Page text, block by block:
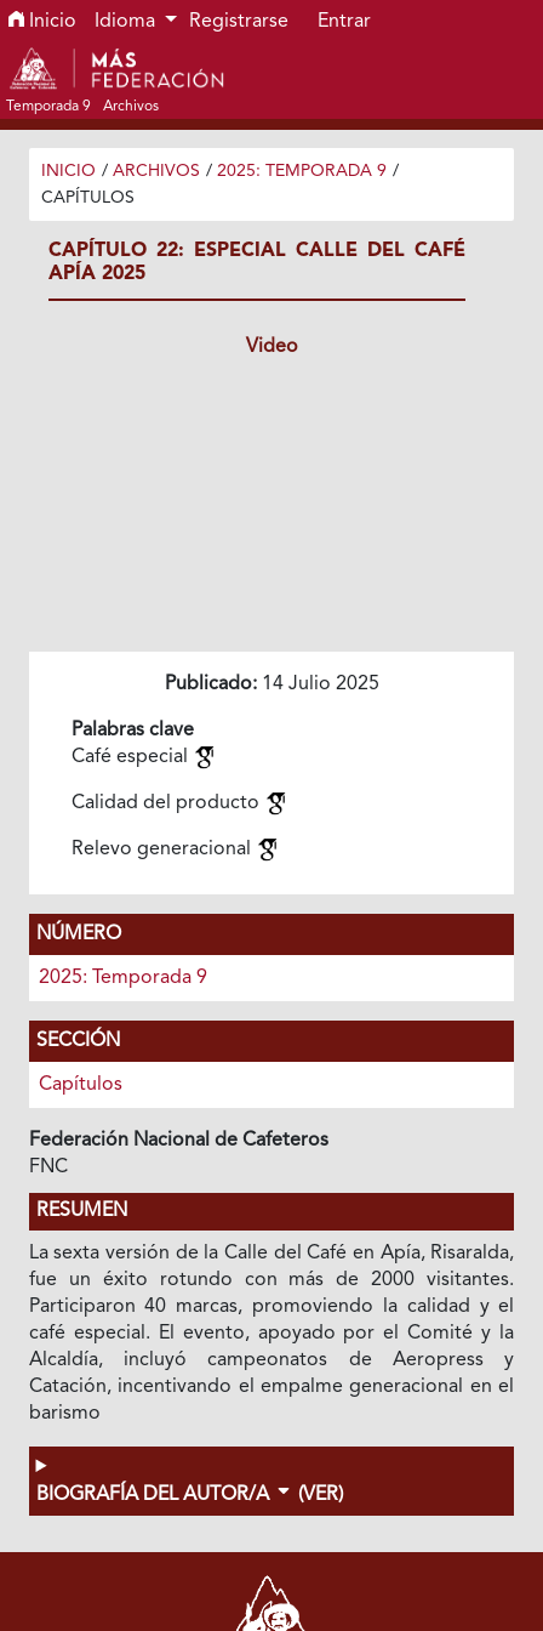
Ir al menú de navegación principal
Ir al contenido principal
Ir al pie de página del sitio
Inicio Idioma Registrarse Entrar
Temporada 9 Archivos
INICIO / ARCHIVOS / 2025: TEMPORADA 9 /
CAPÍTULOS
CAPÍTULO 22: ESPECIAL CALLE DEL CAFÉ
APÍA 2025
Video
Publicado:14 Julio 2025
Palabras clave
Café especial
Calidad del producto
Relevo generacional
NÚMERO
2025: Temporada 9
SECCIÓN
Capítulos
Federación Nacional de Cafeteros
FNC
RESUMEN
La sexta versión de la Calle del Café en Apía, Risaralda,
fue un éxito rotundo con más de 2000 visitantes.
Participaron 40 marcas, promoviendo la calidad y el
café especial. El evento, apoyado por el Comité y la
Alcaldía, incluyó campeonatos de Aeropress y
Catación, incentivando el empalme generacional en el
barismo
BIOGRAFÍA DEL AUTOR/A (VER)